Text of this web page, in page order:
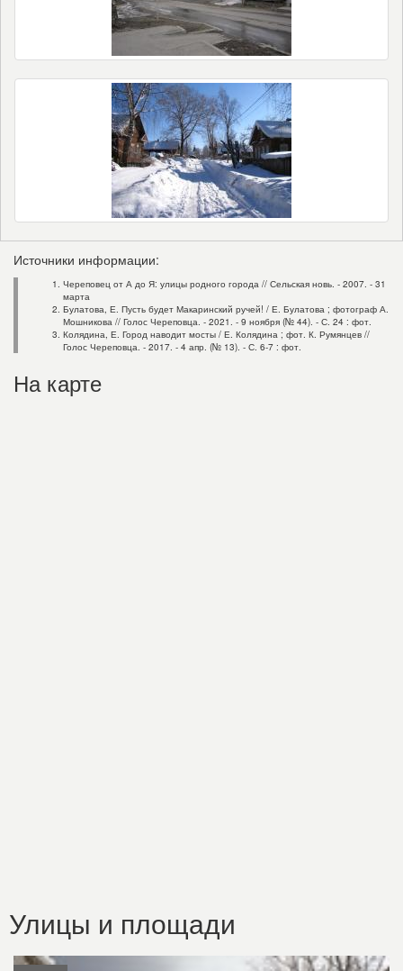
Источники информации:
Череповец от А до Я: улицы родного города // Сельская новь. - 2007. - 31
марта
Булатова, Е. Пусть будет Макаринский ручей! / Е. Булатова ; фотограф А.
Мошникова // Голос Череповца. - 2021. - 9 ноября (№ 44). - С. 24 : фот.
Колядина, Е. Город наводит мосты / Е. Колядина ; фот. К. Румянцев //
Голос Череповца. - 2017. - 4 апр. (№ 13). - С. 6-7 : фот.
На карте
Улицы и площади